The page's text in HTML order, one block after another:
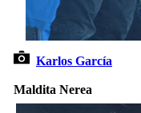
Karlos García
Maldita Nerea